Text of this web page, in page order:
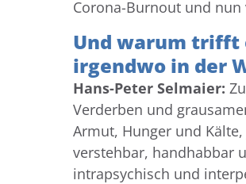
Corona-Burnout und
Und warum trifft
irgendwo in der
Hans-Peter Selmaier:
Verderben und
Armut, Hunger und
verstehbar, handhabbar
intrapsychisch und